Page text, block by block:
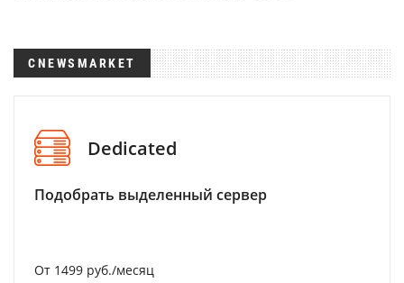
CNEWSMARKET
Dedicated
Подобрать выделенный сервер
От 1499 руб./месяц